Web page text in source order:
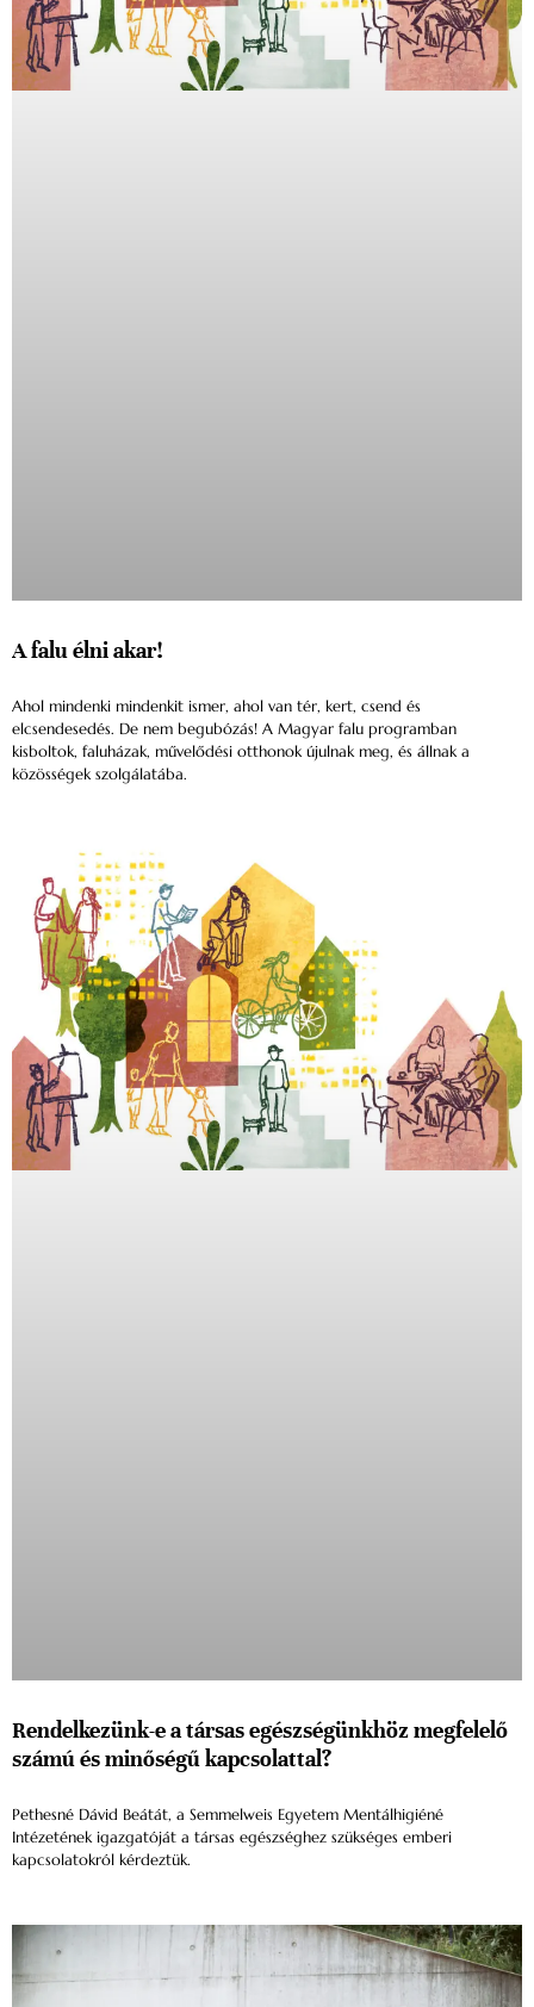
A falu élni akar!
Ahol mindenki mindenkit ismer, ahol van tér, kert, csend és
elcsendesedés. De nem begubózás! A Magyar falu programban
kisboltok, faluházak, művelődési otthonok újulnak meg, és állnak a
közösségek szolgálatába.
Rendelkezünk-e a társas egészségünkhöz megfelelő
számú és minőségű kapcsolattal?
Pethesné Dávid Beátát, a Semmelweis Egyetem Mentálhigiéné
Intézetének igazgatóját a társas egészséghez szükséges emberi
kapcsolatokról kérdeztük.